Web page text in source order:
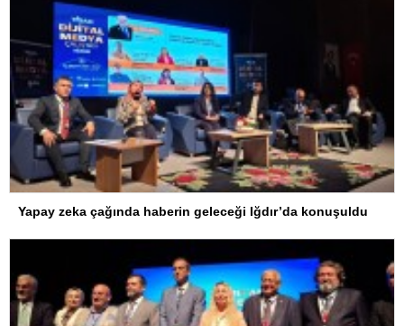
Yapay zeka çağında haberin geleceği Iğdır’da konuşuldu